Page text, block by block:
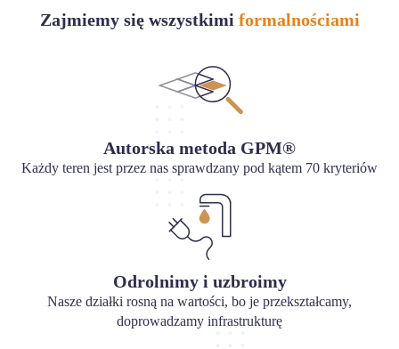
Zajmiemy się wszystkimi formalnościami
Autorska metoda GPM®
Każdy teren jest przez nas sprawdzany pod kątem 70 kryteriów
Odrolnimy i uzbroimy
Nasze działki rosną na wartości, bo je przekształcamy,
doprowadzamy infrastrukturę